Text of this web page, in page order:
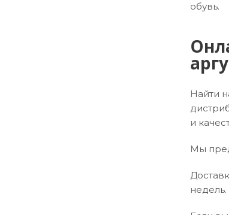
обувь.
Найти
и
Мы
недель.